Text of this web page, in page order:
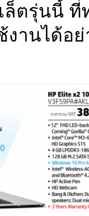
ล็ตรุ่นนี้ ที่
งานได้อ